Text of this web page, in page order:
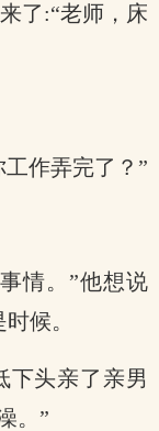
了:“老师，床
作弄完了？”
情。”他想说
候。
下头亲了亲男
。”